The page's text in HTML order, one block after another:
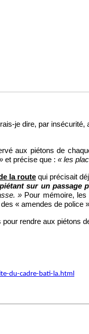
je dire, par insécurité,
aux piétons de
et précise que : « les
la route qui précisait
sur un passage
» Pour mémoire, les
« amendes de police
rendre aux piétons
du-cadre-bati-la.html